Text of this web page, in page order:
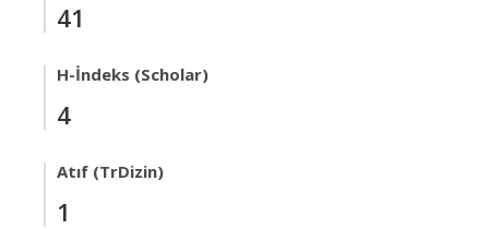
41
H-İndeks (Scholar)
4
Atıf (TrDizin)
1